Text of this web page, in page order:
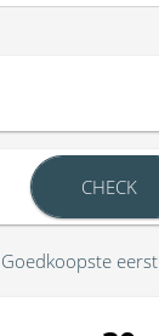
CHECK
Goedkoopste eerst